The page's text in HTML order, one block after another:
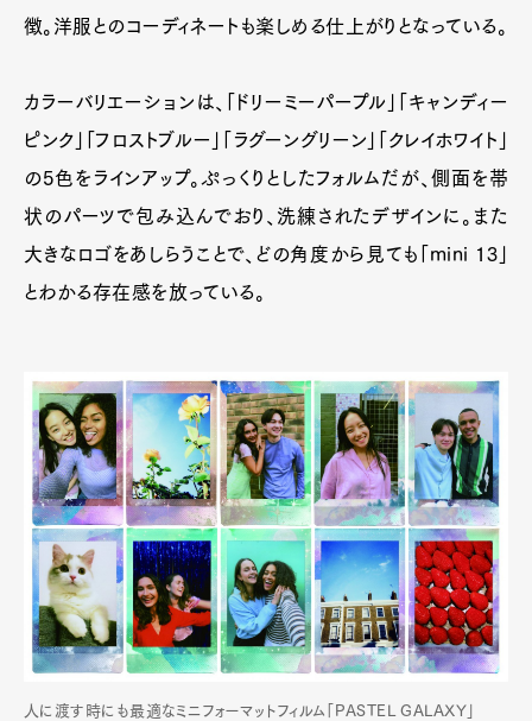
徴。洋服とのコーディネートも楽しめる仕上がりとなっている。
カラーバリエーションは、「ドリーミーパープル」「キャンディー
ピンク」「フロストブルー」「ラグーングリーン」「クレイホワイト」
の5色をラインアップ。ぷっくりとしたフォルムだが、側面を帯
状のパーツで包み込んでおり、洗練されたデザインに。また
大きなロゴをあしらうことで、どの角度から見ても「mini 13」
とわかる存在感を放っている。
人に渡す時にも最適なミニフォーマットフィルム「PASTEL GALAXY」